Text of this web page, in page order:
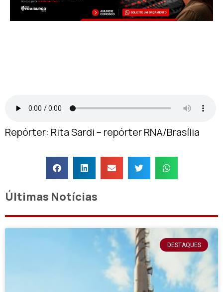
Repórter: Rita Sardi – repórter RNA/Brasília
Últimas Notícias
DESTAQUES